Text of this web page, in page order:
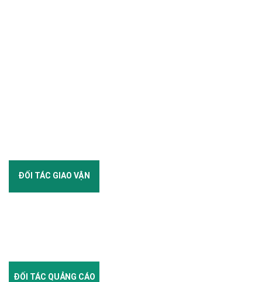
ĐỐI TÁC GIAO VẬN
ĐỐI TÁC QUẢNG CÁO